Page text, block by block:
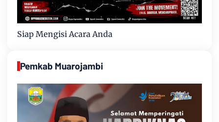
Siap Mengisi Acara Anda
Pemkab Muarojambi